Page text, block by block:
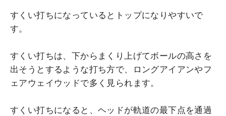
すくい打ちになっているとトップになりやすいで
す。
すくい打ちは、下からまくり上げてボールの高さを
出そうとするような打ち方で、ロングアイアンやフ
ェアウェイウッドで多く見られます。
すくい打ちになると、ヘッドが軌道の最下点を通過